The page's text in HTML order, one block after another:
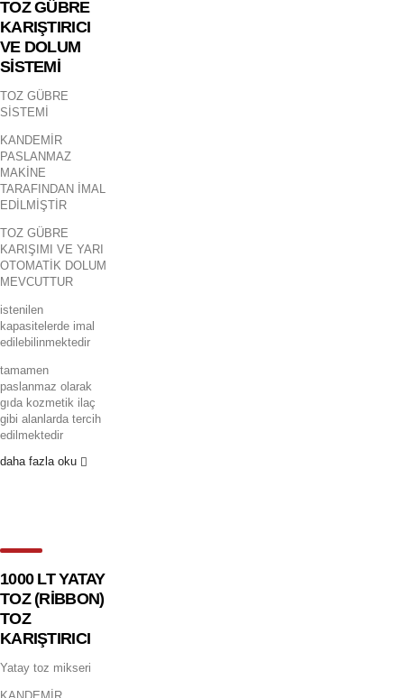
TOZ GÜBRE
KARIŞTIRICI
VE DOLUM
SİSTEMİ
TOZ GÜBRE
SİSTEMİ
KANDEMİR
PASLANMAZ
MAKİNE
TARAFINDAN İMAL
EDİLMİŞTİR
TOZ GÜBRE
KARIŞIMI VE YARI
OTOMATİK DOLUM
MEVCUTTUR
istenilen
kapasitelerde imal
edilebilinmektedir
tamamen
paslanmaz olarak
gıda kozmetik ilaç
gibi alanlarda tercih
edilmektedir
daha fazla oku
1000 LT YATAY
TOZ (RİBBON)
TOZ
KARIŞTIRICI
Yatay toz mikseri